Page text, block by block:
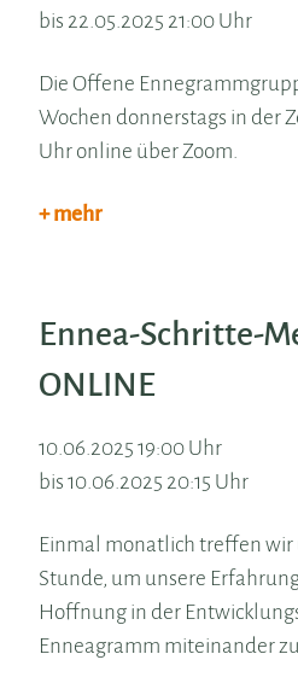
bis 22.05.2025 21:00 Uhr
Die Offene
Wochen donnerstags in der
Uhr online über Zoom.
+ mehr
Ennea-Schritte-
ONLINE
10.06.2025 19:00 Uhr
bis 10.06.2025 20:15 Uhr
Einmal monatlich treffen wir
Stunde, um unsere
Hoffnung in der
Enneagramm miteinander